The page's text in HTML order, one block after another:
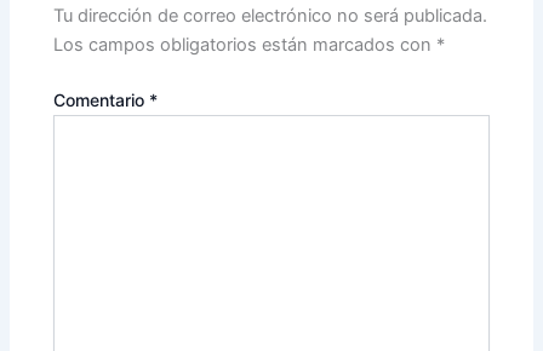
Tu dirección de correo electrónico no será publicada.
Los campos obligatorios están marcados con *
Comentario *